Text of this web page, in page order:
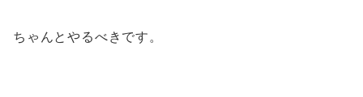
ちゃんとやるべきです。